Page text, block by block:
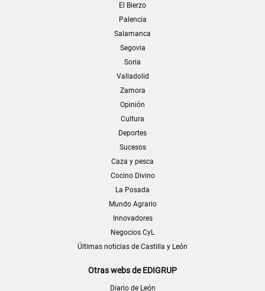
El Bierzo
Palencia
Salamanca
Segovia
Soria
Valladolid
Zamora
Opinión
Cultura
Deportes
Sucesos
Caza y pesca
Cocino Divino
La Posada
Mundo Agrario
Innovadores
Negocios CyL
Últimas noticias de Castilla y León
Otras webs de EDIGRUP
Diario de León